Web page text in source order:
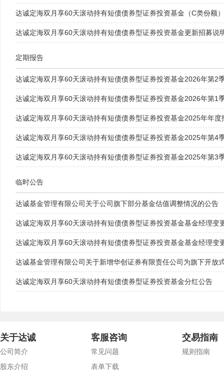
达诚定海双月享60天滚动持有短债债券型证券投资基金（C类份额
达诚定海双月享60天滚动持有短债债券型证券投资基金更新招募说
定期报告
达诚定海双月享60天滚动持有短债债券型证券投资基金2026年第2
达诚定海双月享60天滚动持有短债债券型证券投资基金2026年第1
达诚定海双月享60天滚动持有短债债券型证券投资基金2025年年度
达诚定海双月享60天滚动持有短债债券型证券投资基金2025年第4
达诚定海双月享60天滚动持有短债债券型证券投资基金2025年第3
临时公告
达诚基金管理有限公司关于公司旗下部分基金估值调整情况的公告
达诚定海双月享60天滚动持有短债债券型证券投资基金基金经理变
达诚定海双月享60天滚动持有短债债券型证券投资基金基金经理变
达诚基金管理有限公司关于新增华创证券有限责任公司为旗下开放
达诚定海双月享60天滚动持有短债债券型证券投资基金分红公告
关于达诚
公司简介
股东介绍
客服咨询
常见问题
表单下载
交易指南
规则指南